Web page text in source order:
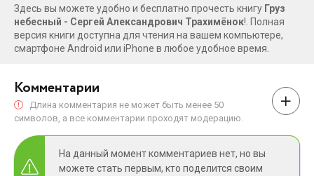
Здесь вы можете удобно и бесплатно прочесть книгу Груз
небесный - Сергей Александрович Трахимёнок!. Полная
версия книги доступна для чтения на вашем компьютере,
смартфоне Android или iPhone в любое удобное время.
Комментарии
Длина комментария не может быть менее 50
символов, а все комментарии проходят модерацию.
На данный момент комментариев нет, но вы
можете стать первым, кто поделится своим